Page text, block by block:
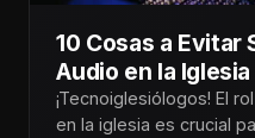
10 Cosas a Evitar
Audio en la Iglesia
¡Tecnoiglesiólogos! El
en la iglesia es crucial